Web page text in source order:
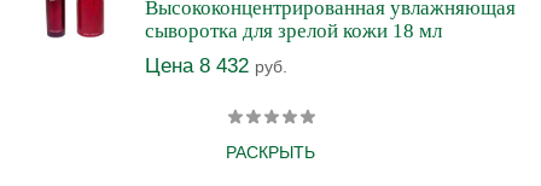
сияющий, здоро
Высококонцентрированная увлажняющая
сыворотка для зрелой кожи 18 мл
Цена 8 432 руб.
РАСКРЫТЬ